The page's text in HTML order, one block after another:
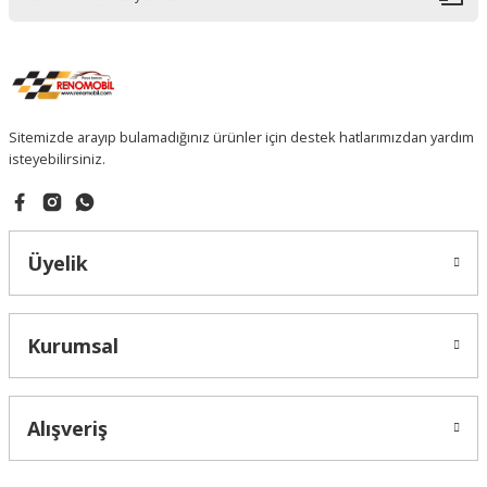
Sitemizde arayıp bulamadığınız ürünler için destek hatlarımızdan yardım
isteyebilirsiniz.
Üyelik
Kurumsal
Alışveriş